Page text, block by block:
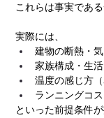
これらは事実であ
実際には、
建物の断熱・
家族構成・生
温度の感じ方
ランニングコ
といった前提条件